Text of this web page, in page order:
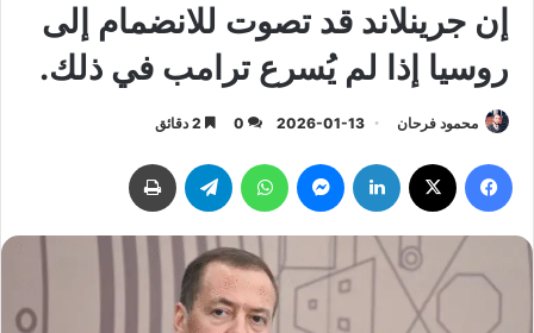
إن جرينلاند قد تصوت للانضمام إلى
روسيا إذا لم يُسرع ترامب في ذلك.
محمود فرحان 2026-01-13
0